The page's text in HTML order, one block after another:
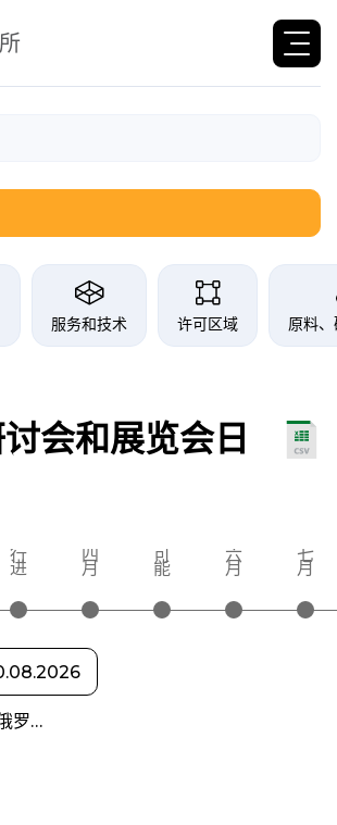
分类
服务和技术 许可区域 原料
会和展览会日
行
进
四
月
可
能
六
月
七
月
罗…